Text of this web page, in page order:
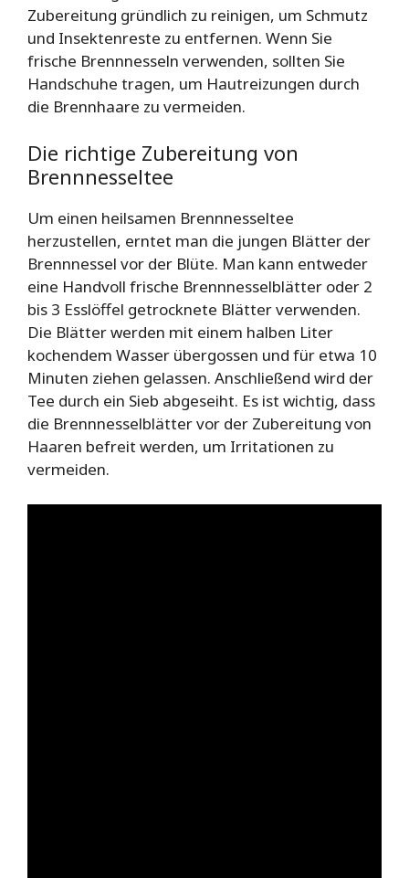
Zubereitung gründlich zu reinigen, um Schmutz
und Insektenreste zu entfernen. Wenn Sie
frische Brennnesseln verwenden, sollten Sie
Handschuhe tragen, um Hautreizungen durch
die Brennhaare zu vermeiden.
Die richtige Zubereitung von
Brennnesseltee
Um einen heilsamen Brennnesseltee
herzustellen, erntet man die jungen Blätter der
Brennnessel vor der Blüte. Man kann entweder
eine Handvoll frische Brennnesselblätter oder 2
bis 3 Esslöffel getrocknete Blätter verwenden.
Die Blätter werden mit einem halben Liter
kochendem Wasser übergossen und für etwa 10
Minuten ziehen gelassen. Anschließend wird der
Tee durch ein Sieb abgeseiht. Es ist wichtig, dass
die Brennnesselblätter vor der Zubereitung von
Haaren befreit werden, um Irritationen zu
vermeiden.